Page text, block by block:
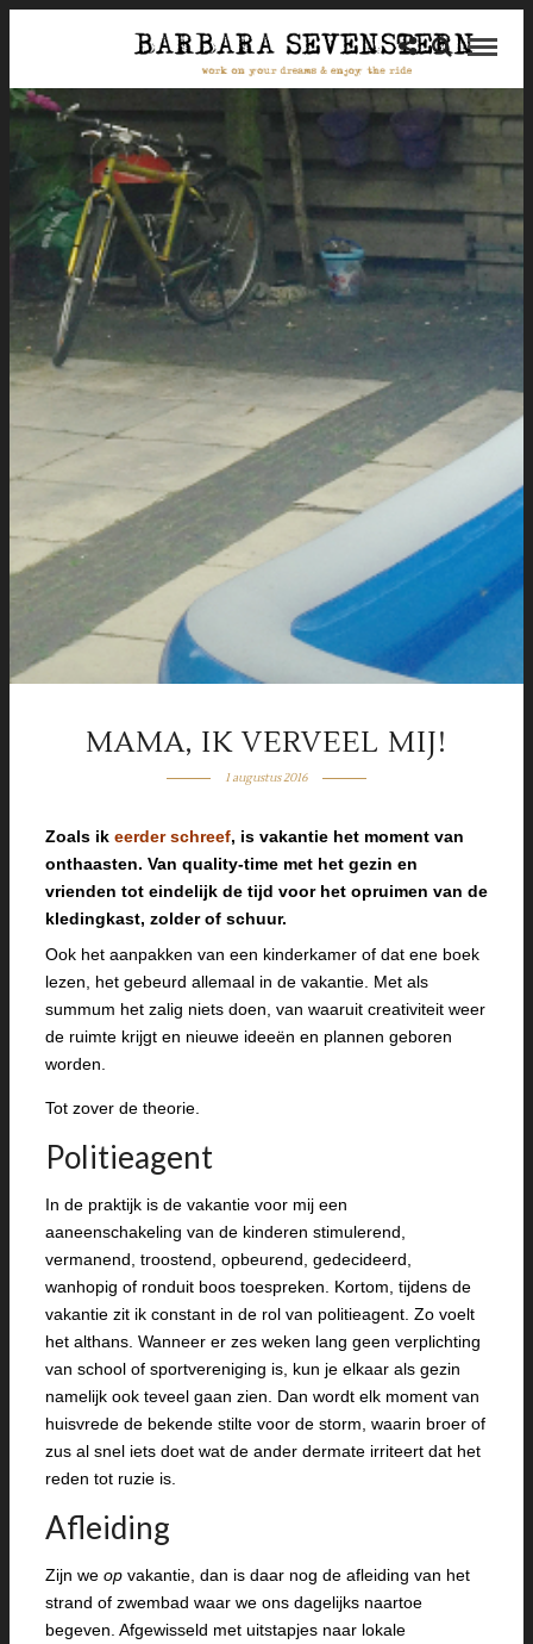
MAMA, IK VERVEEL MIJ!
1 augustus 2016
Zoals ik eerder schreef, is vakantie het moment van
onthaasten. Van quality-time met het gezin en
vrienden tot eindelijk de tijd voor het opruimen van de
kledingkast, zolder of schuur.
Ook het aanpakken van een kinderkamer of dat ene boek
lezen, het gebeurd allemaal in de vakantie. Met als
summum het zalig niets doen, van waaruit creativiteit weer
de ruimte krijgt en nieuwe ideeën en plannen geboren
worden.
Tot zover de theorie.
Politieagent
In de praktijk is de vakantie voor mij een
aaneenschakeling van de kinderen stimulerend,
vermanend, troostend, opbeurend, gedecideerd,
wanhopig of ronduit boos toespreken. Kortom, tijdens de
vakantie zit ik constant in de rol van politieagent. Zo voelt
het althans. Wanneer er zes weken lang geen verplichting
van school of sportvereniging is, kun je elkaar als gezin
namelijk ook teveel gaan zien. Dan wordt elk moment van
huisvrede de bekende stilte voor de storm, waarin broer of
zus al snel iets doet wat de ander dermate irriteert dat het
reden tot ruzie is.
Afleiding
Zijn we op vakantie, dan is daar nog de afleiding van het
strand of zwembad waar we ons dagelijks naartoe
begeven. Afgewisseld met uitstapjes naar lokale